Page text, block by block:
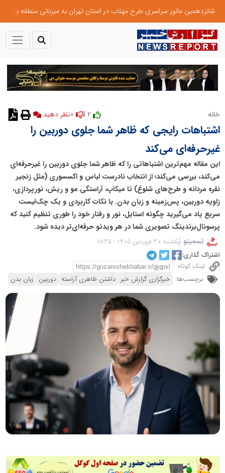
شانزدهمین مانور سراسری طرح مهتاب در استان تهران به میزبانی منطقه برق لواسان
خانه نظر دهید
اشتباهات رایجی که ظاهر شما جلوی دوربین را
غیرحرفه‌ای می‌کند
این مقاله مهم‌ترین اشتباهاتی را که ظاهر شما جلوی دوربین را غیرحرفه‌ای
می‌کند، بررسی می‌کند؛ از انتخاب نادرست لباس و اکسسوری (مثل زنجیر
نقره مردانه و طرح‌های شلوغ) تا میکاپ، آراستگی مو و ریش، نورپردازی،
زاویه دوربین، پس‌زمینه و زبان بدن. با نکات کاربردی و یک چک‌لیست
سریع یاد می‌گیرید چگونه استایل، نور و رفتار خود را طوری تنظیم کنید که
پرسونال‌برندینگ تصویری شما در هر ویدئو حرفه‌ای‌تر دیده شود.
تسمینو یکشنبه 30 فروردین 1405 - 06:35
اشتراک گذاری:
لینک کوتاه
برچسب‌ها: خبرگزاری گزارش خبر داشتن ظاهری آراسته دوربین زبان بدن